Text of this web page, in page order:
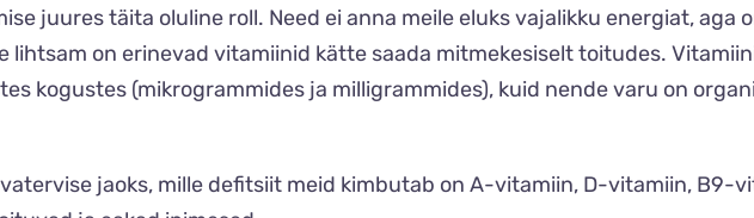
juures täita oluline roll. Need ei anna meile eluks vajalikku energiat, aga
lihtsam on erinevad vitamiinid kätte saada mitmekesiselt toitudes.
kogustes (mikrogrammides ja milligrammides), kuid nende varu on
jaoks, mille defitsiit meid kimbutab on A-vitamiin, D-vitamiin, B9-